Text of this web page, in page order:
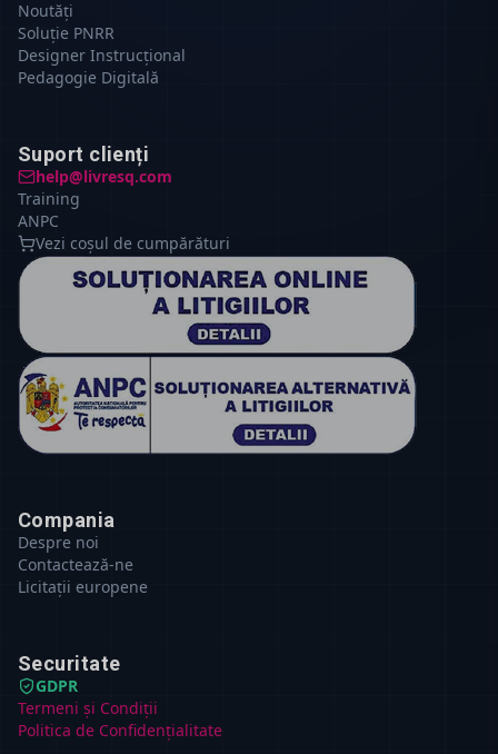
Noutăți
Soluție PNRR
Designer Instrucțional
Pedagogie Digitală
Suport clienți
help@livresq.com
Training
ANPC
Vezi coșul de cumpărături
Compania
Despre noi
Contactează-ne
Licitații europene
Securitate
GDPR
Termeni și Condiții
Politica de Confidențialitate